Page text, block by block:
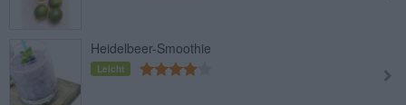
Heidelbeer-Smoothie
Leicht